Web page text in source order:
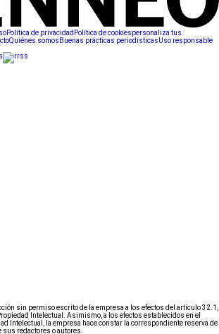
Política de privacidad Política de cookiespersonaliza tus
Quiénes somos Buenas prácticas periodísticasUso responsable
sin permiso escrito de la empresa a los efectos del artículo 32.1,
Intelectual. Asimismo, a los efectos establecidos en el
Intelectual, la empresa hace constar la correspondiente reserva de
redactores o autores.